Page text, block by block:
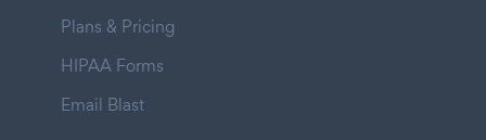
Plans & Pricing
HIPAA Forms
Email Blast